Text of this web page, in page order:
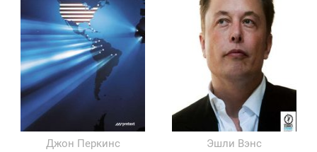
Джон Перкинс
Эшли Вэнс